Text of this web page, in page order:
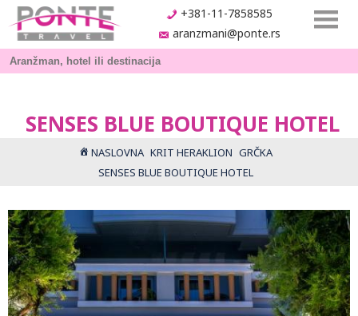
+381-11-7858585
aranzmani@ponte.rs
SENSES BLUE BOUTIQUE HOTEL
NASLOVNA KRIT HERAKLION GRČKA
SENSES BLUE BOUTIQUE HOTEL